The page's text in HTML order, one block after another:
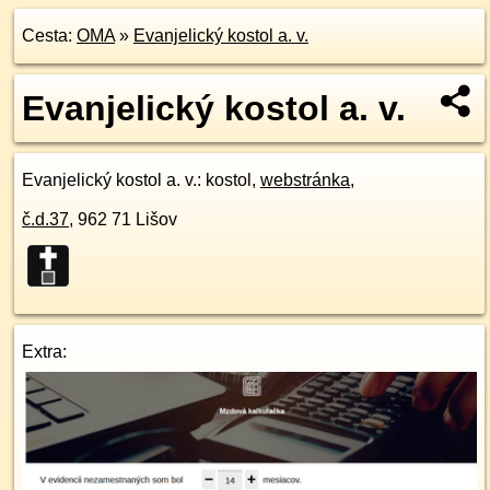
Cesta: OMA» Evanjelický kostol a. v.
Evanjelický kostol a. v.
Evanjelický kostol a. v.: kostol, webstránka,
č.d.37, 962 71 Lišov
Extra: